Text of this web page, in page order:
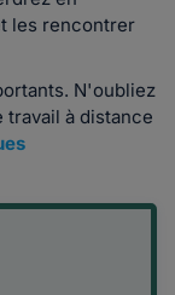
les rencontrer
N'oubliez
travail à distance